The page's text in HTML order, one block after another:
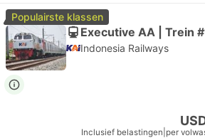
Populairste klassen
Executive AA | Trein
Indonesia Railways
Inclusief belastingen per